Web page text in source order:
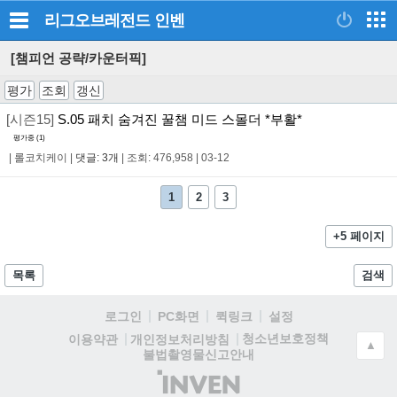
리그오브레전드 인벤
[챔피언 공략/카운터픽]
평가 조회 갱신
[시즌15] S.05 패치 숨겨진 꿀챔 미드 스몰더 *부활*
평가중 (1)
롤코치케이 댓글: 3개 조회: 476,958 03-12
1 2 3
+5 페이지
목록 검색
로그인 PC화면 퀵링크
설정
이용약관
개인정보처리방침
청소년보호정책
불법촬영물신고안내
(주)
▲